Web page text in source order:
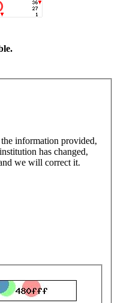
information provided,
has changed,
we will correct it.